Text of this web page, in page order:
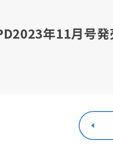
年11月号